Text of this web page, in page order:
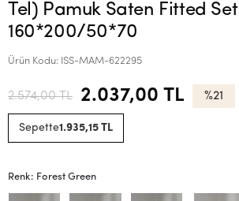
Tel) Pamuk Saten Fitted Set
160*200/50*70
Ürün Kodu: ISS-MAM-622295
2.574,00 TL 2.037,00 TL %21
Sepette1.935,15 TL
Renk: Forest Green